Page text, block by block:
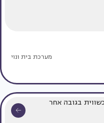
מערכת בית ונוי